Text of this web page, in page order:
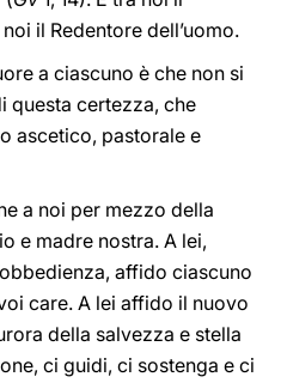
il Redentore dell’uomo.
a ciascuno è che non si
questa certezza, che
ascetico, pastorale e
a noi per mezzo della
e madre nostra. A lei,
affido ciascuno
care. A lei affido il nuovo
della salvezza e stella
ci guidi, ci sostenga e ci